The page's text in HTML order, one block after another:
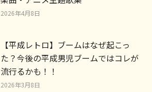
2026年4月8日
【平成レトロ】ブームはなぜ起こっ
た？今後の平成男児ブームではコレが
流行るかも！！
2026年3月8日